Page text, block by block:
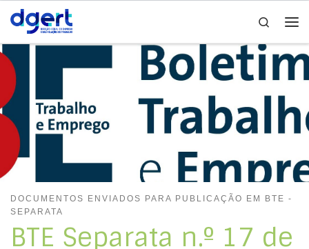
Skip to content
Search
DOCUMENTOS ENVIADOS PARA PUBLICAÇÃO EM BTE -
SEPARATA
BTE Separata n.º 17 de